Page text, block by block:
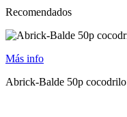
Recomendados
Más info
Abrick-Balde 50p cocodrilo